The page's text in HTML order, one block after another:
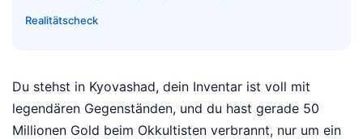
Realitätscheck
Du stehst in Kyovashad, dein Inventar ist voll mit
legendären Gegenständen, und du hast gerade 50
Millionen Gold beim Okkultisten verbrannt, nur um ein